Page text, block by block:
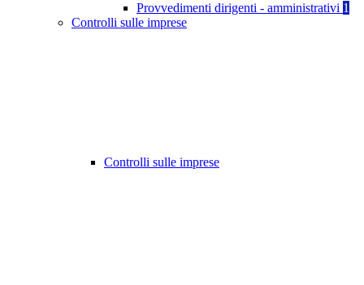
Provvedimenti dirigenti - amministrativi 1
Controlli sulle imprese
Controlli sulle imprese